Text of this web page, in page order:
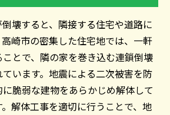
壊すると、隣接する住宅や道路に
崎市の密集した住宅地では、一軒
とで、隣の家を巻き込む連鎖倒壊
います。地震による二次被害を防
脆弱な建物をあらかじめ解体して
解体工事を適切に行うことで、地